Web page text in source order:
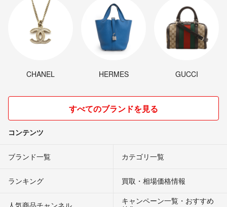
CHANEL HERMES GUCCI
すべてのブランドを見る
コンテンツ
ブランド一覧 カテゴリ一覧
ランキング 買取・相場価格情報
人気商品チャンネル
キャンペーン一覧・おすすめ